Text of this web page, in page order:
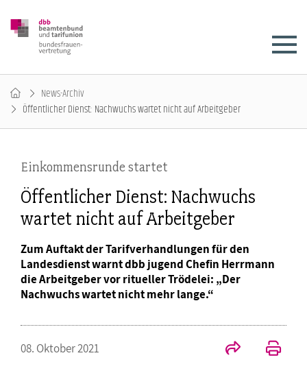
News-Archiv
Öffentlicher Dienst: Nachwuchs wartet nicht auf Arbeitgeber
Einkommensrunde startet
Öffentlicher Dienst: Nachwuchs
wartet nicht auf Arbeitgeber
Zum Auftakt der Tarifverhandlungen für den
Landesdienst warnt dbb jugend Chefin Herrmann
die Arbeitgeber vor ritueller Trödelei: „Der
Nachwuchs wartet nicht mehr lange.“
08. Oktober 2021